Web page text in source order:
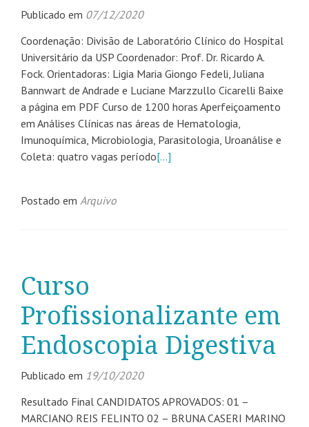
Publicado em 07/12/2020
Coordenação: Divisão de Laboratório Clínico do Hospital
Universitário da USP Coordenador: Prof. Dr. Ricardo A.
Fock. Orientadoras: Ligia Maria Giongo Fedeli, Juliana
Bannwart de Andrade e Luciane Marzzullo Cicarelli Baixe
a página em PDF Curso de 1200 horas Aperfeiçoamento
em Análises Clínicas nas áreas de Hematologia,
Imunoquímica, Microbiologia, Parasitologia, Uroanálise e
Coleta: quatro vagas período[…]
Postado em Arquivo
Curso
Profissionalizante em
Endoscopia Digestiva
Publicado em 19/10/2020
Resultado Final CANDIDATOS APROVADOS: 01 –
MARCIANO REIS FELINTO 02 – BRUNA CASERI MARINO